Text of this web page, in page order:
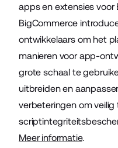
apps en extensies
BigCommerce
ontwikkelaars om het
manieren voor app-
grote schaal te
uitbreiden en
verbeteringen om
Meer informatie.